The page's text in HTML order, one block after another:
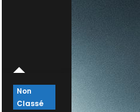
Non
Classé